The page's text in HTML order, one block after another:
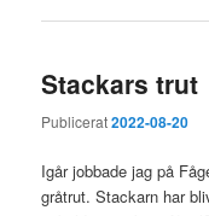
Stackars trut
Publicerat2022-08-20
Igår jobbade jag på
gråtrut. Stackarn har